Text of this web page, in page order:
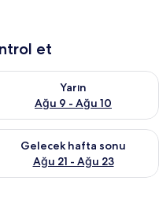
et
8 - Ağu 9
Yarın
Ağu 9 - Ağu 10
için müsaitliği kontrol
Ağu 14 - Ağu 16
Gelecek hafta sonu
Ağu 21 - Ağu 23
hafta sonu için